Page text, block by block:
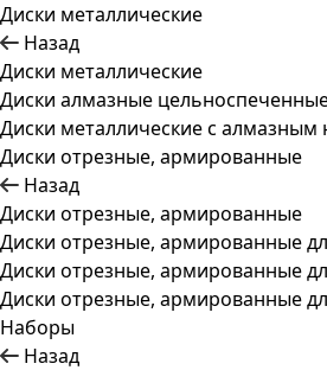
Диски металлические
Назад
Диски металлические
Диски алмазные
Диски металлические с
Диски отрезные, армированные
Назад
Диски отрезные, армированные
Диски отрезные, армированные
Диски отрезные, армированные
Диски отрезные, армированные
Наборы
Назад